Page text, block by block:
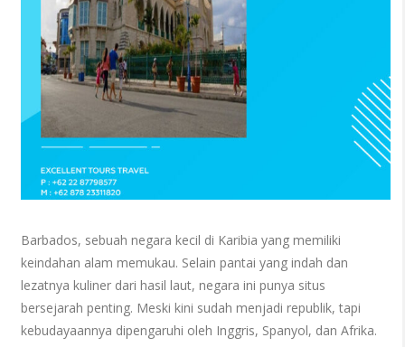
Barbados, sebuah negara kecil di Karibia yang memiliki
keindahan alam memukau. Selain pantai yang indah dan
lezatnya kuliner dari hasil laut, negara ini punya situs
bersejarah penting. Meski kini sudah menjadi republik, tapi
kebudayaannya dipengaruhi oleh Inggris, Spanyol, dan Afrika.